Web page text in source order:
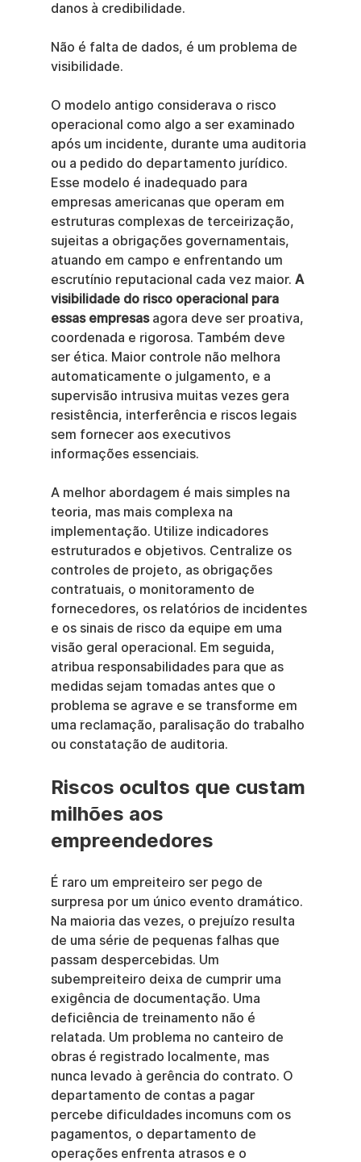
danos à credibilidade.
Não é falta de dados, é um problema de
visibilidade.
O modelo antigo considerava o risco
operacional como algo a ser examinado
após um incidente, durante uma auditoria
ou a pedido do departamento jurídico.
Esse modelo é inadequado para
empresas americanas que operam em
estruturas complexas de terceirização,
sujeitas a obrigações governamentais,
atuando em campo e enfrentando um
escrutínio reputacional cada vez maior. A
visibilidade do risco operacional para
essas empresas agora deve ser proativa,
coordenada e rigorosa. Também deve
ser ética. Maior controle não melhora
automaticamente o julgamento, e a
supervisão intrusiva muitas vezes gera
resistência, interferência e riscos legais
sem fornecer aos executivos
informações essenciais.
A melhor abordagem é mais simples na
teoria, mas mais complexa na
implementação. Utilize indicadores
estruturados e objetivos. Centralize os
controles de projeto, as obrigações
contratuais, o monitoramento de
fornecedores, os relatórios de incidentes
e os sinais de risco da equipe em uma
visão geral operacional. Em seguida,
atribua responsabilidades para que as
medidas sejam tomadas antes que o
problema se agrave e se transforme em
uma reclamação, paralisação do trabalho
ou constatação de auditoria.
Riscos ocultos que custam
milhões aos
empreendedores
É raro um empreiteiro ser pego de
surpresa por um único evento dramático.
Na maioria das vezes, o prejuízo resulta
de uma série de pequenas falhas que
passam despercebidas. Um
subempreiteiro deixa de cumprir uma
exigência de documentação. Uma
deficiência de treinamento não é
relatada. Um problema no canteiro de
obras é registrado localmente, mas
nunca levado à gerência do contrato. O
departamento de contas a pagar
percebe dificuldades incomuns com os
pagamentos, o departamento de
operações enfrenta atrasos e o